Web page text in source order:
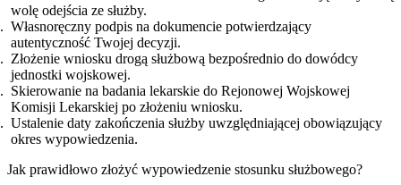
wolę odejścia ze służby.
Własnoręczny podpis na dokumencie potwierdzający
autentyczność Twojej decyzji.
Złożenie wniosku drogą służbową bezpośrednio do dowódcy
jednostki wojskowej.
Skierowanie na badania lekarskie do Rejonowej Wojskowej
Komisji Lekarskiej po złożeniu wniosku.
Ustalenie daty zakończenia służby uwzględniającej obowiązujący
okres wypowiedzenia.
Jak prawidłowo złożyć wypowiedzenie stosunku służbowego?